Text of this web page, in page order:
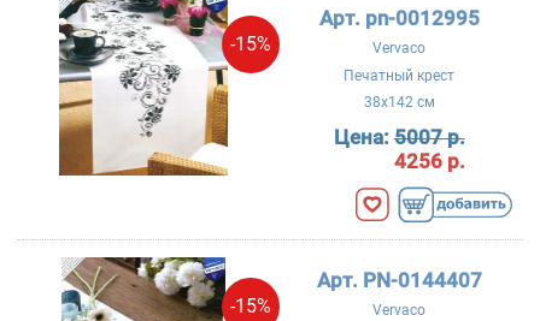
-15%
Арт. pn-0012995
Vervaco
Печатный крест
38x142 см
Цена:5007 р.
4256 р.
-15%
Арт. PN-0144407
Vervaco